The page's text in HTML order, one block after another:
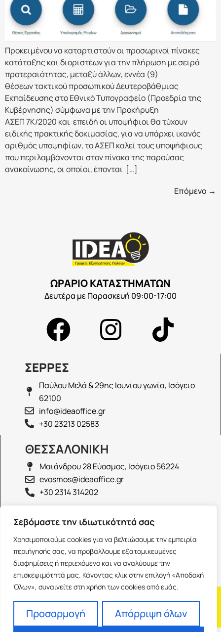
Σεβόμαστε την ιδιωτικότητά σας
Χρησιμοποιούμε cookies για να βελτιώσουμε την εμπειρία
περιήγησής σας, να προβάλλουμε εξατομικευμένες
διαφημίσεις ή περιεχόμενο και να αναλύουμε την
επισκεψιμότητά μας. Κάνοντας κλικ στην επιλογή «Αποδοχή
Όλων», συναινείτε στη χρήση των cookies από εμάς.
Προσαρμογή Απόρριψη όλων
Προκειμένου να καταρτιστούν οι προσωρινοί πίνακες
κατάταξης και διοριστέων για την πλήρωση με σειρά
προτεραιότητας, μεταξύ άλλων, εννέα (9)
θέσεων τακτικού προσωπικού Δευτεροβάθμιας
Εκπαίδευσης στο Εθνικό Τυπογραφείο (Προεδρία της
Κυβέρνησης) σύμφωνα με την Προκήρυξη
ΑΣΕΠ 7Κ/2020 και επειδή οι υποψήφιοι θα τύχουν
ειδικής πρακτικής δοκιμασίας, για να υπάρχει ικανός
αριθμός υποψηφίων, το ΑΣΕΠ καλεί τους υποψήφιους
που περιλαμβάνονται στον πίνακα της παρούσας
ανακοίνωσης, οι οποίοι, έπονται […]
Επόμενο →
ΩΡΑΡΙΟ ΚΑΤΑΣΤΗΜΑΤΩΝ
Δευτέρα με Παρασκευή 09:00-17:00
ΣΕΡΡΕΣ
Παύλου Μελά & 29ης Ιουνίου γωνία, Ισόγειο
62100
info@ideaoffice.gr
+30 23213 02583
ΘΕΣΣΑΛΟΝΙΚΗ
Μαιάνδρου 28 Εύοσμος, Ισόγειο 56224
evosmos@ideaoffice.gr
+30 2314 314202
ΙΩΑΝΝΙΝΑ
Γεώργιου Καραϊσκάκη 38, Ισόγειο 45444
ioannina@ideaoffice.gr
+30 26516 08616
Franchise
Όροι Χρήσης